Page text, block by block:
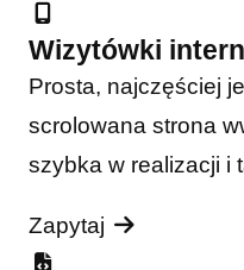
Wizytówki
Prosta, najczęściej
scrolowana strona
szybka w realizacji i
Zapytaj